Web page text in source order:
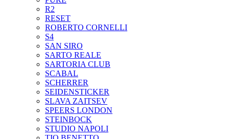
R2
RESET
ROBERTO CORNELLI
S4
SAN SIRO
SARTO REALE
SARTORIA CLUB
SCABAL
SCHERRER
SEIDENSTICKER
SLAVA ZAITSEV
SPEERS LONDON
STEINBOCK
STUDIO NAPOLI